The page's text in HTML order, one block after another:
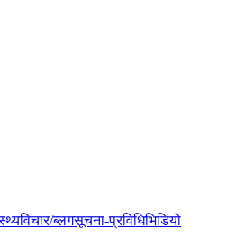
विचार/ब्लगसूचना-प्रविधिभिडियो